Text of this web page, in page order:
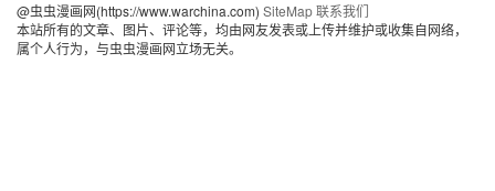
@虫虫漫画网(https://www.warchina.com) SiteMap联系我们
本站所有的文章、图片、评论等，均由网友发表或上传并维护或收集自网络，
属个人行为，与虫虫漫画网立场无关。